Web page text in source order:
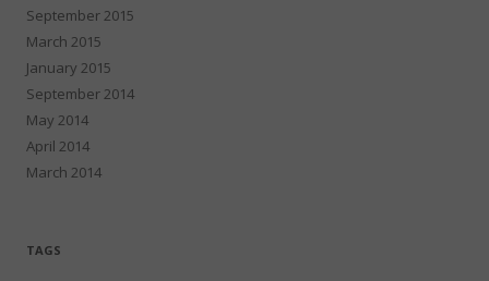
September 2015
March 2015
January 2015
September 2014
May 2014
April 2014
March 2014
TAGS